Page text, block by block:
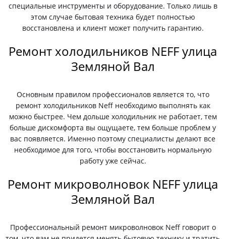
специальные инструменты и оборудование. Только лишь в
этом случае бытовая техника будет полностью
восстановлена и клиент может получить гарантию.
Ремонт холодильников NEFF улица
Земляной Вал
Основным правилом профессионалов является то, что
ремонт холодильников Neff необходимо выполнять как
можно быстрее. Чем дольше холодильник не работает, тем
больше дискомфорта вы ощущаете, тем больше проблем у
вас появляется. Именно поэтому специалисты делают все
необходимое для того, чтобы восстановить нормальную
работу уже сейчас.
Ремонт микроволновок NEFF улица
Земляной Вал
Профессиональный ремонт микроволновок Neff говорит о